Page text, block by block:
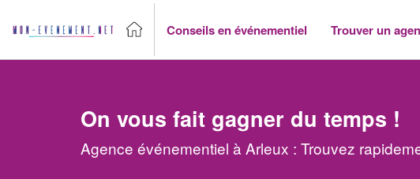
Conseils en événementiel Trouver un
On vous fait gagner du temps !
Agence événementiel à Arleux : Trouvez